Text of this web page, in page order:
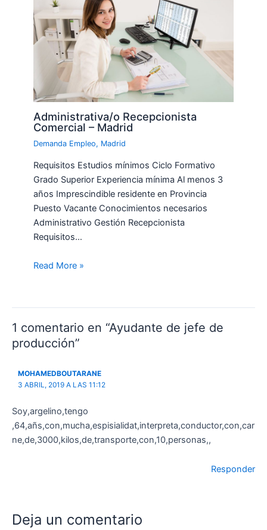
Administrativa/o Recepcionista
Comercial – Madrid
Demanda Empleo, Madrid
Requisitos Estudios mínimos Ciclo Formativo
Grado Superior Experiencia mínima Al menos 3
años Imprescindible residente en Provincia
Puesto Vacante Conocimientos necesarios
Administrativo Gestión Recepcionista
Requisitos…
Read More »
1 comentario en “Ayudante de jefe de
producción”
MOHAMEDBOUTARANE
3 ABRIL, 2019 A LAS 11:12
Soy,argelino,tengo
,64,añs,con,mucha,espisialidat,interpreta,conductor,con,car
ne,de,3000,kilos,de,transporte,con,10,personas,,
Responder
Deja un comentario